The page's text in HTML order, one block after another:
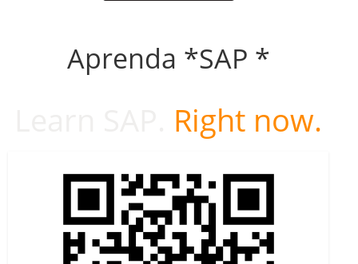
Aprenda *SAP *
Right now.